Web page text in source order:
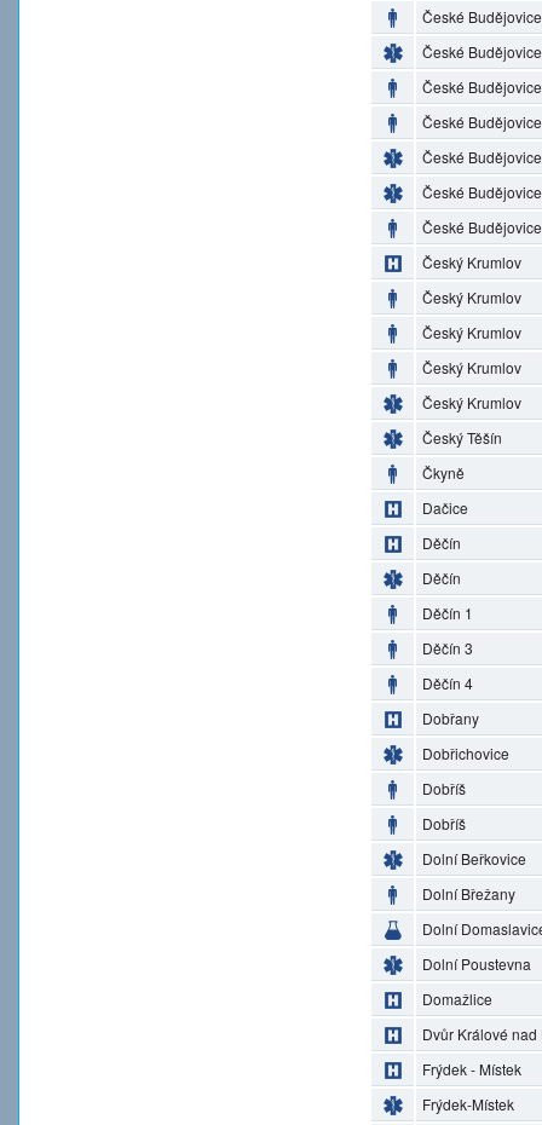
České Budějovice
České Budějovice
České Budějovice
České Budějovice
České Budějovice
České Budějovice
České Budějovice
Český Krumlov
Český Krumlov
Český Krumlov
Český Krumlov
Český Krumlov
Český Těšín
Čkyně
Dačice
Děčín
Děčín
Děčín 1
Děčín 3
Děčín 4
Dobřany
Dobřichovice
Dobříš
Dobříš
Dolní Beřkovice
Dolní Břežany
Dolní
Dolní Poustevna
Domažlice
Dvůr Králové nad
Frýdek - Místek
Frýdek-Místek